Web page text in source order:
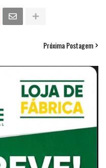
Próxima Postagem